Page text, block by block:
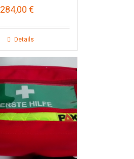
Ursprünglicher
290,00 €
284,00 €Aktueller
284,00 €.
Details